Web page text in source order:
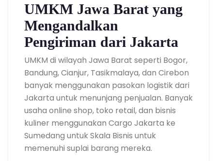
UMKM Jawa Barat yang
Mengandalkan
Pengiriman dari Jakarta
UMKM di wilayah Jawa Barat seperti Bogor,
Bandung, Cianjur, Tasikmalaya, dan Cirebon
banyak menggunakan pasokan logistik dari
Jakarta untuk menunjang penjualan. Banyak
usaha online shop, toko retail, dan bisnis
kuliner menggunakan Cargo Jakarta ke
Sumedang untuk Skala Bisnis untuk
memenuhi suplai barang mereka.